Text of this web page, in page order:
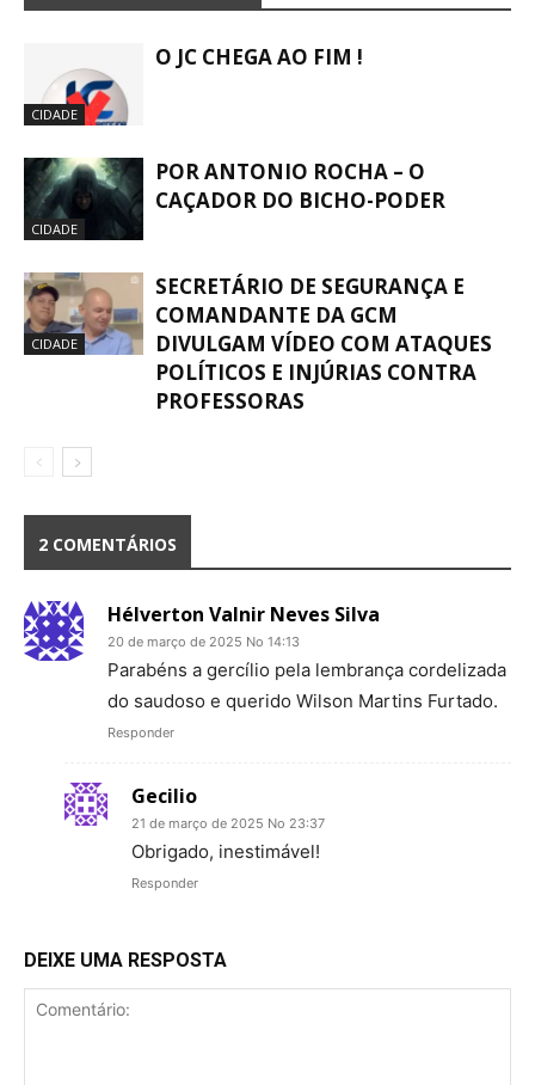
CIDADE
O JC CHEGA AO FIM !
CIDADE
POR ANTONIO ROCHA – O
CAÇADOR DO BICHO-PODER
CIDADE
SECRETÁRIO DE SEGURANÇA E
COMANDANTE DA GCM
DIVULGAM VÍDEO COM ATAQUES
POLÍTICOS E INJÚRIAS CONTRA
PROFESSORAS
2 COMENTÁRIOS
Hélverton Valnir Neves Silva
20 de março de 2025 No 14:13
Parabéns a gercílio pela lembrança cordelizada
do saudoso e querido Wilson Martins Furtado.
Responder
Gecilio
21 de março de 2025 No 23:37
Obrigado, inestimável!
Responder
DEIXE UMA RESPOSTA